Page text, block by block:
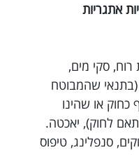
אתגריות
רוח, סקי מים,
שהמבוטח
כחוק או שהינו
לחוק), יאכטה.
סנפלינג, טיפוס